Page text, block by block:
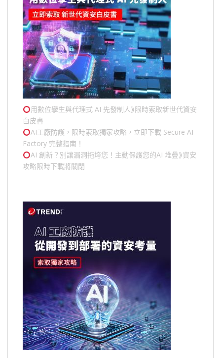
用數位孿生與代理式 AI 先發制人⟫限時索取新世代資安
白皮書
AI工廠防護，限時索取獨家攻略，立即下載 Secure AI
Factory 完整指南！
AI 創新？別讓漏洞拖垮您！主動保護您的AI 堆疊⟫資安
攻略限時下載將關閉